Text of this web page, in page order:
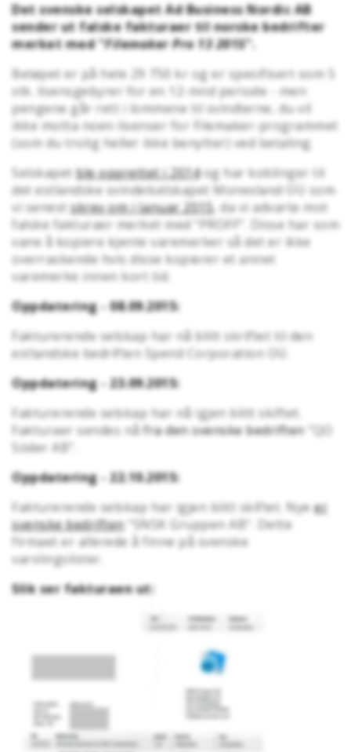
Det svenske selskapet Ad Business Nordic AB
sender ut falske fakturaer til norske bedrifter
merket med "Filemaker Pro 13 2015".
Beløpet er på hele 29 750 kr og er spesifisert som 5
stk. lisensgebyrer for en 12-mnd periode - men
pengene går rett i lommene til svindlerne, du vil
ikke motta noen lisenser for Filemaker-programmet
(som du trolig heller ikke benytter) ved betaling.
Selskapetble opprettet i 2014og har koblinger til
det estlandske svindelselskapet Monexland OÜ som
vi senestskrev om i Januar 2015, da vi advarte mot
falske fakturaer merket med "PROFF". Disse har som
vane å kopiere kjente varemerker så det er ikke
overraskende hvis disse kopierer et annet
varemerke innen kort tid.
Oppdatering - 08.09.2015:
Fakturerende selskap har nå blitt skriftet til den
estlandske bedriften Spend Corporation OÜ.
Oppdatering - 23.09.2015:
Fakturerende selskap har nå igjen blitt skiftet.
Fakturaer sendes nå fra den svenske bedriften"QO
Söder AB".
Oppdatering - 22.10.2015:
Fakturerende selskap har igjen blitt skiftet. Nyeer
svenske bedriften"SNSK Gruppen AB". Dette
firmaet er allerede å finne på svenske
varslingslister.
Slik ser fakturaen ut: